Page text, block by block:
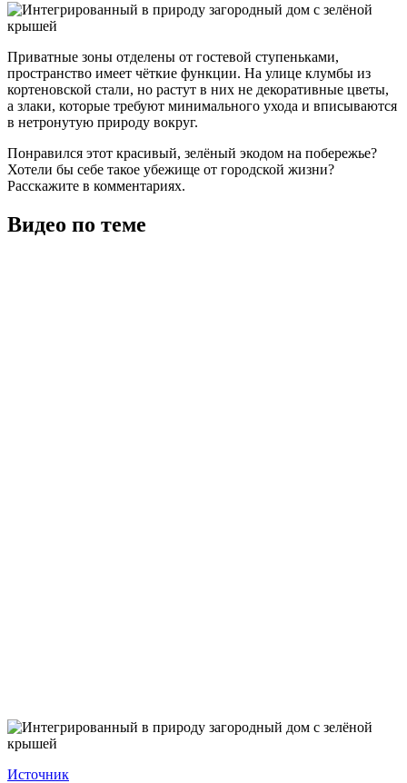
Приватные зоны отделены от гостевой ступеньками,
пространство имеет чёткие функции. На улице клумбы из
кортеновской стали, но растут в них не декоративные цветы,
а злаки, которые требуют минимального ухода и вписываются
в нетронутую природу вокруг.
Понравился этот красивый, зелёный экодом на побережье?
Хотели бы себе такое убежище от городской жизни?
Расскажите в комментариях.
Видео по теме
Источник